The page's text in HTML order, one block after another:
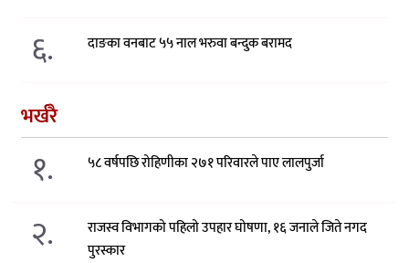
६. दाङका वनबाट ५५ नाल भरुवा बन्दुक बरामद
भर्खरै
१. ५८ वर्षपछि रोहिणीका २७१ परिवारले पाए लालपुर्जा
२.
राजस्व विभागको पहिलो उपहार घोषणा, १६ जनाले जिते नगद
पुरस्कार